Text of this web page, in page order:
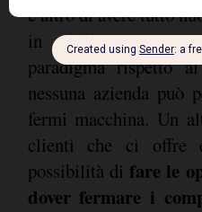
è altro di avere tutto
in pochi minuti.
paradigma rispetto
nessuna azienda può
fermi macchina. Un
clienti che ci offre
possibilità di fare le
dover fermare i